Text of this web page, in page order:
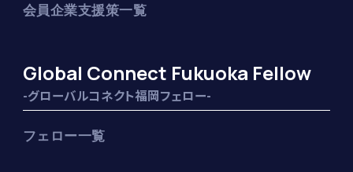
会員企業支援策一覧
Global Connect Fukuoka Fellow
-グローバルコネクト福岡フェロー-
フェロー一覧